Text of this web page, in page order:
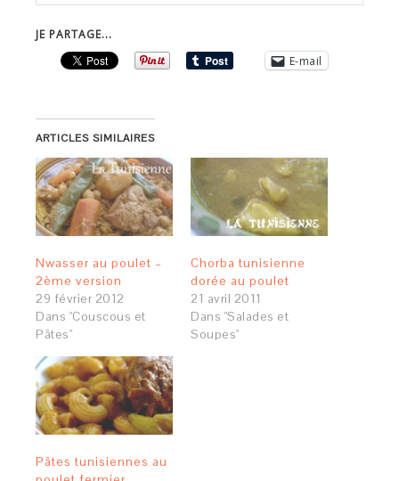
JE PARTAGE...
E-mail
ARTICLES SIMILAIRES
Nwasser au poulet –
2ème version
29 février 2012
Dans "Couscous et
Pâtes"
Chorba tunisienne
dorée au poulet
21 avril 2011
Dans "Salades et
Soupes"
Pâtes tunisiennes au